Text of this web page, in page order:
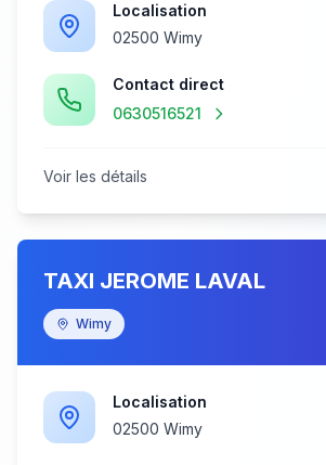
Localisation
02500 Wimy
Contact direct
0630516521
Voir les détails
TAXI JEROME LAVAL
Wimy
Localisation
02500 Wimy